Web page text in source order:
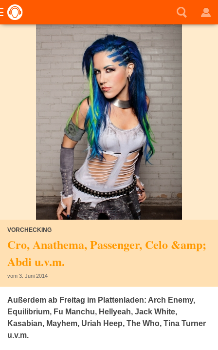
VORCHECKING
Cro, Anathema, Passenger, Celo &amp;
Abdi u.v.m.
vom 3. Juni 2014
Außerdem ab Freitag im Plattenladen: Arch Enemy,
Equilibrium, Fu Manchu, Hellyeah, Jack White,
Kasabian, Mayhem, Uriah Heep, The Who, Tina Turner
u.v.m.